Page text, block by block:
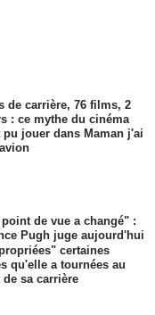
de carrière, 76 films, 2
: ce mythe du cinéma
pu jouer dans Maman j'ai
de vue a changé" :
Pugh juge aujourd'hui
certaines
qu'elle a tournées au
de sa carrière